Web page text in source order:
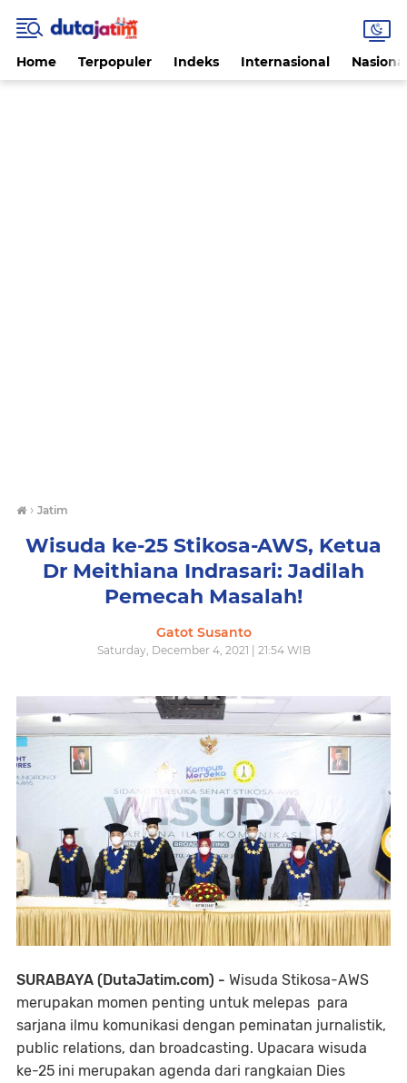
Home Terpopuler Indeks Internasional
› Jatim
Wisuda ke-25 Stikosa-AWS, Ketua
Dr Meithiana Indrasari: Jadilah
Pemecah Masalah!
Gatot Susanto
Saturday, December 4, 2021 | 21:54 WIB
SURABAYA (DutaJatim.com) - Wisuda Stikosa-AWS
merupakan momen penting untuk melepas para
sarjana ilmu komunikasi dengan peminatan jurnalistik,
public relations, dan broadcasting. Upacara wisuda
ke-25 ini merupakan agenda dari rangkaian Dies